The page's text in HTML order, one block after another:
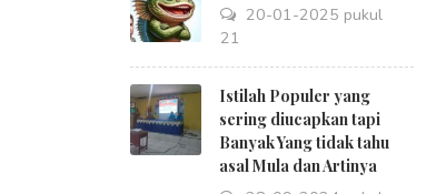
20-01-2025 pukul
09:21
Istilah Populer yang
sering diucapkan tapi
Banyak Yang tidak tahu
asal Mula dan Artinya